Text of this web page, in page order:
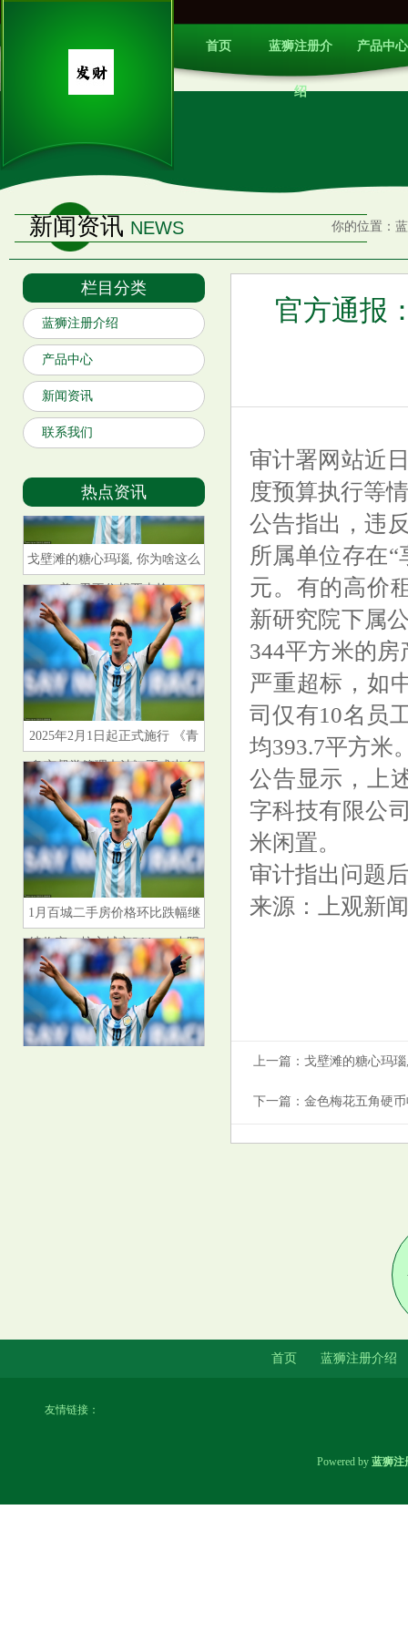
首页 蓝狮注册介
绍
产品中心
新闻资讯 NEWS 你的位置：
栏目分类
蓝狮注册介绍
产品中心
新闻资讯
联系我们
热点资讯
戈壁滩的糖心玛瑙, 你为啥这么
美, 忍不住想要去捡
2025年2月1日起正式施行 《青
岛市督学管理办法》正式出台
1月百城二手房价格环比跌幅继
续收窄，核心城市&ldquo;小阳
春&rdquo;行情可
官方通报
审计署网站近
度预算执行等
公告指出，违
所属单位存在“
元。有的高价
新研究院下属
344平方米的
严重超标，如
司仅有10名员
均393.7平方米
公告显示，上
字科技有限公
米闲置。
审计指出问题
来源：上观新
上一篇： 戈壁滩的糖心玛
下一篇： 金色梅花五角硬
首页 蓝狮注册介绍
友情链接：
Powered by 蓝狮注